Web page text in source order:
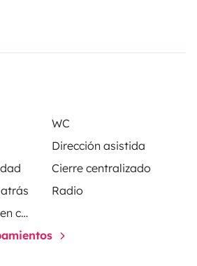
WC
Dirección asistida
Cierre centralizado
Radio
Aire acondicionado en cabina